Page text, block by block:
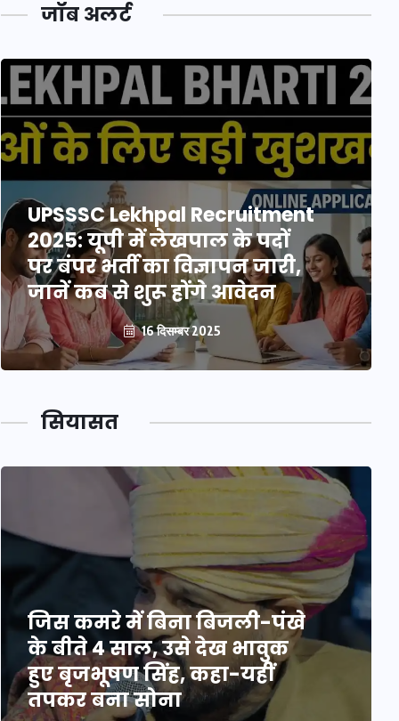
जॉब अलर्ट
UPSSSC Lekhpal Recruitment
2025: यूपी में लेखपाल के पदों
पर बंपर भर्ती का विज्ञापन जारी,
जानें कब से शुरू होंगे आवेदन
16 दिसम्बर 2025
सियासत
जिस कमरे में बिना बिजली-पंखे
के बीते 4 साल, उसे देख भावुक
हुए बृजभूषण सिंह, कहा-यहीं
तपकर बना सोना